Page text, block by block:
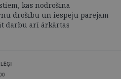
kas nodrošina
drošību un iespēju pārējām
darbu arī ārkārtas